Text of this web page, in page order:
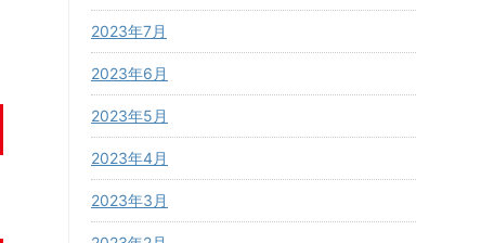
2023年7月
2023年6月
2023年5月
2023年4月
2023年3月